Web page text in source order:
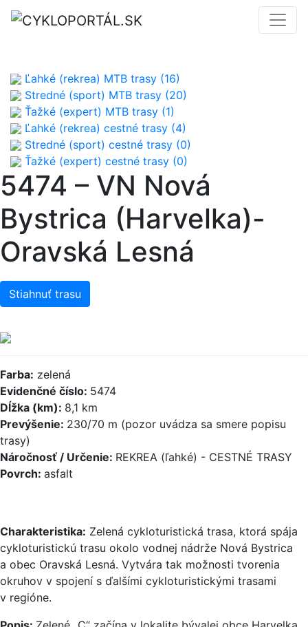
Ľahké (rekrea) MTB trasy (16)
Stredné (sport) MTB trasy (20)
Ťažké (expert) MTB trasy (1)
Ľahké (rekrea) cestné trasy (4)
Stredné (sport) cestné trasy (0)
Ťažké (expert) cestné trasy (0)
5474 – VN Nová
Bystrica (Harvelka)-
Oravská Lesná
Stiahnuť trasu
Farba: zelená
Evidenčné číslo: 5474
Dĺžka (km): 8,1 km
Prevýšenie: 230/70 m (pozor uvádza sa smere popisu
trasy)
Náročnosť / Určenie: REKREA (ľahké) - CESTNÉ TRASY
Povrch: asfalt
Charakteristika: Zelená cykloturistická trasa, ktorá spája
cykloturistickú trasu okolo vodnej nádrže Nová Bystrica
a obec Oravská Lesná. Vytvára tak možnosti tvorenia
okruhov v spojení s ďalšími cykloturistickými trasami
v regióne.